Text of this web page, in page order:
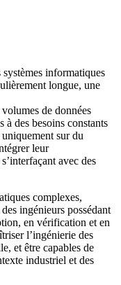
informatiques
longue, une
de données
à des besoins constants
sur du
leur
avec des
complexes,
ingénieurs possédant
en vérification et en
l’ingénierie des
et être capables de
industriel et des